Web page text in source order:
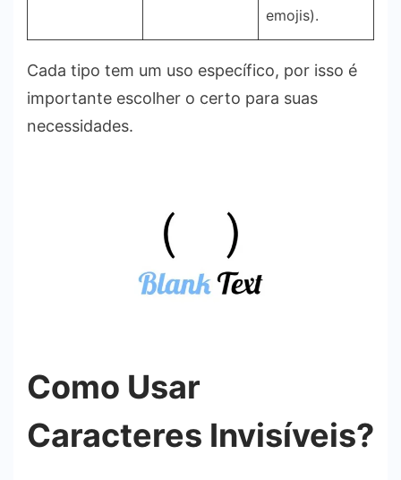
emojis).
Cada tipo tem um uso específico, por isso é
importante escolher o certo para suas
necessidades.
Como Usar
Caracteres Invisíveis?